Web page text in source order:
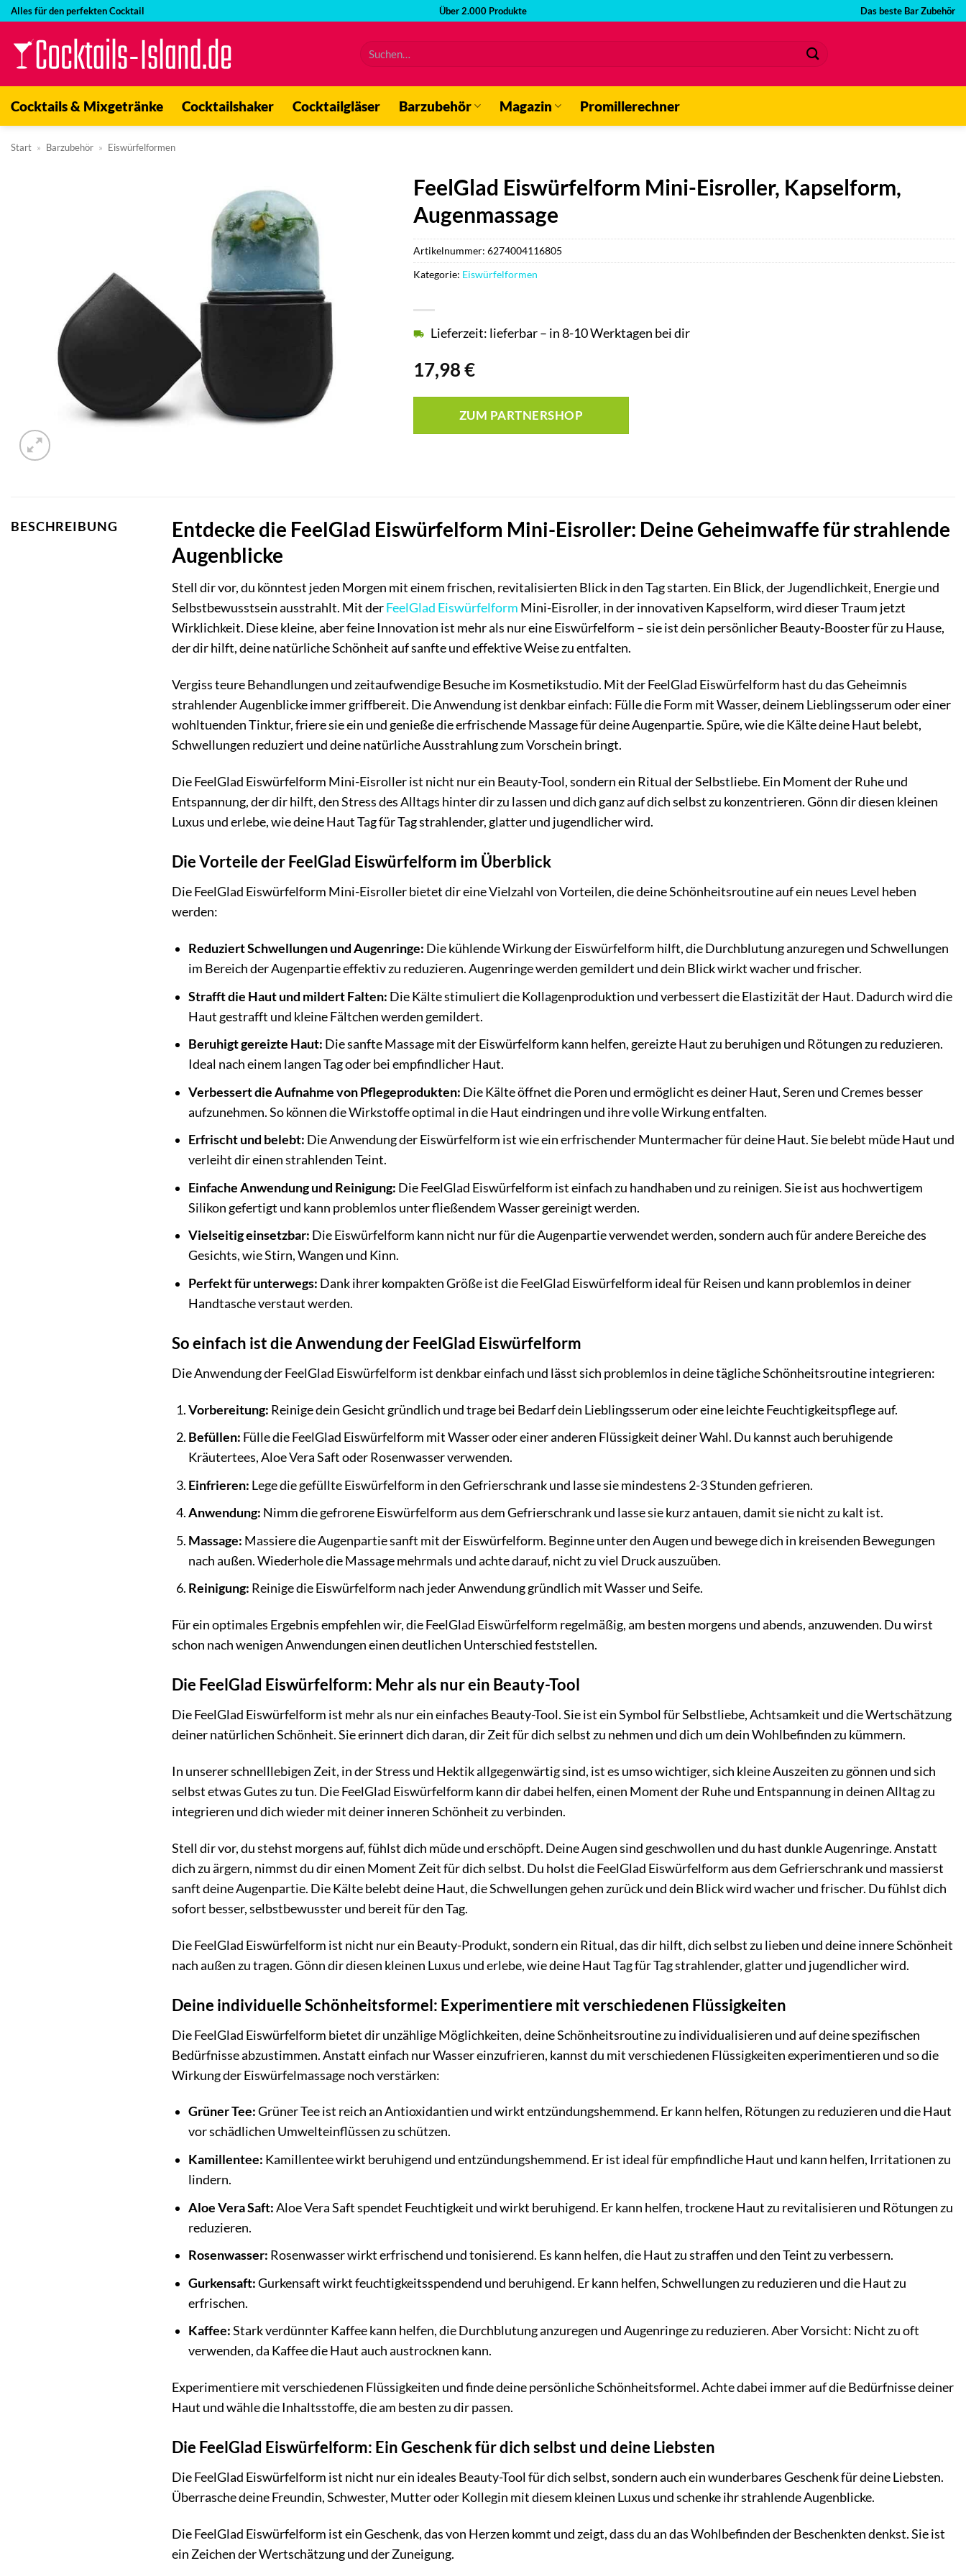
Zum
springen
Alles für den perfekten Cocktail Über 2.000 Produkte Das beste Bar Zubehör
Suchen
nach:
Cocktails & Mixgetränke Cocktailshaker Cocktailgläser Barzubehör Magazin Promillerechner
Start » Barzubehör » Eiswürfelformen
FeelGlad Eiswürfelform Mini-Eisroller, Kapselform,
Augenmassage
17,98€
Lieferzeit: lieferbar – in 8-10 Werktagen bei dir
ZUM PARTNERSHOP
Artikelnummer: 6274004116805
Kategorie: Eiswürfelformen
BESCHREIBUNG
Entdecke die FeelGlad Eiswürfelform Mini-Eisroller: Deine Geheimwaffe für strahlende
Augenblicke
Stell dir vor, du könntest jeden Morgen mit einem frischen, revitalisierten Blick in den Tag starten. Ein Blick, der Jugendlichkeit, Energie und
Selbstbewusstsein ausstrahlt. Mit derFeelGlad Eiswürfelform Mini-Eisroller, in der innovativen Kapselform, wird dieser Traum jetzt
Wirklichkeit. Diese kleine, aber feine Innovation ist mehr als nur eine Eiswürfelform – sie ist dein persönlicher Beauty-Booster für zu Hause,
der dir hilft, deine natürliche Schönheit auf sanfte und effektive Weise zu entfalten.
Vergiss teure Behandlungen und zeitaufwendige Besuche im Kosmetikstudio. Mit der FeelGlad Eiswürfelform hast du das Geheimnis
strahlender Augenblicke immer griffbereit. Die Anwendung ist denkbar einfach: Fülle die Form mit Wasser, deinem Lieblingsserum oder einer
wohltuenden Tinktur, friere sie ein und genieße die erfrischende Massage für deine Augenpartie. Spüre, wie die Kälte deine Haut belebt,
Schwellungen reduziert und deine natürliche Ausstrahlung zum Vorschein bringt.
Die FeelGlad Eiswürfelform Mini-Eisroller ist nicht nur ein Beauty-Tool, sondern ein Ritual der Selbstliebe. Ein Moment der Ruhe und
Entspannung, der dir hilft, den Stress des Alltags hinter dir zu lassen und dich ganz auf dich selbst zu konzentrieren. Gönn dir diesen kleinen
Luxus und erlebe, wie deine Haut Tag für Tag strahlender, glatter und jugendlicher wird.
Die Vorteile der FeelGlad Eiswürfelform im Überblick
Die FeelGlad Eiswürfelform Mini-Eisroller bietet dir eine Vielzahl von Vorteilen, die deine Schönheitsroutine auf ein neues Level heben
werden:
Reduziert Schwellungen und Augenringe: Die kühlende Wirkung der Eiswürfelform hilft, die Durchblutung anzuregen und Schwellungen
im Bereich der Augenpartie effektiv zu reduzieren. Augenringe werden gemildert und dein Blick wirkt wacher und frischer.
Strafft die Haut und mildert Falten: Die Kälte stimuliert die Kollagenproduktion und verbessert die Elastizität der Haut. Dadurch wird die
Haut gestrafft und kleine Fältchen werden gemildert.
Beruhigt gereizte Haut: Die sanfte Massage mit der Eiswürfelform kann helfen, gereizte Haut zu beruhigen und Rötungen zu reduzieren.
Ideal nach einem langen Tag oder bei empfindlicher Haut.
Verbessert die Aufnahme von Pflegeprodukten: Die Kälte öffnet die Poren und ermöglicht es deiner Haut, Seren und Cremes besser
aufzunehmen. So können die Wirkstoffe optimal in die Haut eindringen und ihre volle Wirkung entfalten.
Erfrischt und belebt: Die Anwendung der Eiswürfelform ist wie ein erfrischender Muntermacher für deine Haut. Sie belebt müde Haut und
verleiht dir einen strahlenden Teint.
Einfache Anwendung und Reinigung: Die FeelGlad Eiswürfelform ist einfach zu handhaben und zu reinigen. Sie ist aus hochwertigem
Silikon gefertigt und kann problemlos unter fließendem Wasser gereinigt werden.
Vielseitig einsetzbar: Die Eiswürfelform kann nicht nur für die Augenpartie verwendet werden, sondern auch für andere Bereiche des
Gesichts, wie Stirn, Wangen und Kinn.
Perfekt für unterwegs: Dank ihrer kompakten Größe ist die FeelGlad Eiswürfelform ideal für Reisen und kann problemlos in deiner
Handtasche verstaut werden.
So einfach ist die Anwendung der FeelGlad Eiswürfelform
Die Anwendung der FeelGlad Eiswürfelform ist denkbar einfach und lässt sich problemlos in deine tägliche Schönheitsroutine integrieren:
Vorbereitung: Reinige dein Gesicht gründlich und trage bei Bedarf dein Lieblingsserum oder eine leichte Feuchtigkeitspflege auf.
Befüllen: Fülle die FeelGlad Eiswürfelform mit Wasser oder einer anderen Flüssigkeit deiner Wahl. Du kannst auch beruhigende
Kräutertees, Aloe Vera Saft oder Rosenwasser verwenden.
Einfrieren: Lege die gefüllte Eiswürfelform in den Gefrierschrank und lasse sie mindestens 2-3 Stunden gefrieren.
Anwendung: Nimm die gefrorene Eiswürfelform aus dem Gefrierschrank und lasse sie kurz antauen, damit sie nicht zu kalt ist.
Massage: Massiere die Augenpartie sanft mit der Eiswürfelform. Beginne unter den Augen und bewege dich in kreisenden Bewegungen
nach außen. Wiederhole die Massage mehrmals und achte darauf, nicht zu viel Druck auszuüben.
Reinigung: Reinige die Eiswürfelform nach jeder Anwendung gründlich mit Wasser und Seife.
Für ein optimales Ergebnis empfehlen wir, die FeelGlad Eiswürfelform regelmäßig, am besten morgens und abends, anzuwenden. Du wirst
schon nach wenigen Anwendungen einen deutlichen Unterschied feststellen.
Die FeelGlad Eiswürfelform: Mehr als nur ein Beauty-Tool
Die FeelGlad Eiswürfelform ist mehr als nur ein einfaches Beauty-Tool. Sie ist ein Symbol für Selbstliebe, Achtsamkeit und die Wertschätzung
deiner natürlichen Schönheit. Sie erinnert dich daran, dir Zeit für dich selbst zu nehmen und dich um dein Wohlbefinden zu kümmern.
In unserer schnelllebigen Zeit, in der Stress und Hektik allgegenwärtig sind, ist es umso wichtiger, sich kleine Auszeiten zu gönnen und sich
selbst etwas Gutes zu tun. Die FeelGlad Eiswürfelform kann dir dabei helfen, einen Moment der Ruhe und Entspannung in deinen Alltag zu
integrieren und dich wieder mit deiner inneren Schönheit zu verbinden.
Stell dir vor, du stehst morgens auf, fühlst dich müde und erschöpft. Deine Augen sind geschwollen und du hast dunkle Augenringe. Anstatt
dich zu ärgern, nimmst du dir einen Moment Zeit für dich selbst. Du holst die FeelGlad Eiswürfelform aus dem Gefrierschrank und massierst
sanft deine Augenpartie. Die Kälte belebt deine Haut, die Schwellungen gehen zurück und dein Blick wird wacher und frischer. Du fühlst dich
sofort besser, selbstbewusster und bereit für den Tag.
Die FeelGlad Eiswürfelform ist nicht nur ein Beauty-Produkt, sondern ein Ritual, das dir hilft, dich selbst zu lieben und deine innere Schönheit
nach außen zu tragen. Gönn dir diesen kleinen Luxus und erlebe, wie deine Haut Tag für Tag strahlender, glatter und jugendlicher wird.
Deine individuelle Schönheitsformel: Experimentiere mit verschiedenen Flüssigkeiten
Die FeelGlad Eiswürfelform bietet dir unzählige Möglichkeiten, deine Schönheitsroutine zu individualisieren und auf deine spezifischen
Bedürfnisse abzustimmen. Anstatt einfach nur Wasser einzufrieren, kannst du mit verschiedenen Flüssigkeiten experimentieren und so die
Wirkung der Eiswürfelmassage noch verstärken:
Grüner Tee:Grüner Tee ist reich an Antioxidantien und wirkt entzündungshemmend. Er kann helfen, Rötungen zu reduzieren und die Haut
vor schädlichen Umwelteinflüssen zu schützen.
Kamillentee: Kamillentee wirkt beruhigend und entzündungshemmend. Er ist ideal für empfindliche Haut und kann helfen, Irritationen zu
lindern.
Aloe Vera Saft:Aloe Vera Saft spendet Feuchtigkeit und wirkt beruhigend. Er kann helfen, trockene Haut zu revitalisieren und Rötungen zu
reduzieren.
Rosenwasser: Rosenwasser wirkt erfrischend und tonisierend. Es kann helfen, die Haut zu straffen und den Teint zu verbessern.
Gurkensaft:Gurkensaft wirkt feuchtigkeitsspendend und beruhigend. Er kann helfen, Schwellungen zu reduzieren und die Haut zu
erfrischen.
Kaffee:Stark verdünnter Kaffee kann helfen, die Durchblutung anzuregen und Augenringe zu reduzieren. Aber Vorsicht: Nicht zu oft
verwenden, da Kaffee die Haut auch austrocknen kann.
Experimentiere mit verschiedenen Flüssigkeiten und finde deine persönliche Schönheitsformel. Achte dabei immer auf die Bedürfnisse deiner
Haut und wähle die Inhaltsstoffe, die am besten zu dir passen.
Die FeelGlad Eiswürfelform: Ein Geschenk für dich selbst und deine Liebsten
Die FeelGlad Eiswürfelform ist nicht nur ein ideales Beauty-Tool für dich selbst, sondern auch ein wunderbares Geschenk für deine Liebsten.
Überrasche deine Freundin, Schwester, Mutter oder Kollegin mit diesem kleinen Luxus und schenke ihr strahlende Augenblicke.
Die FeelGlad Eiswürfelform ist ein Geschenk, das von Herzen kommt und zeigt, dass du an das Wohlbefinden der Beschenkten denkst. Sie ist
ein Zeichen der Wertschätzung und der Zuneigung.